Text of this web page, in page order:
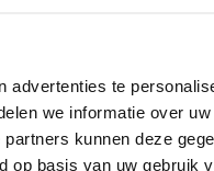
advertenties te
we informatie over
kunnen deze
op basis van uw gebruik